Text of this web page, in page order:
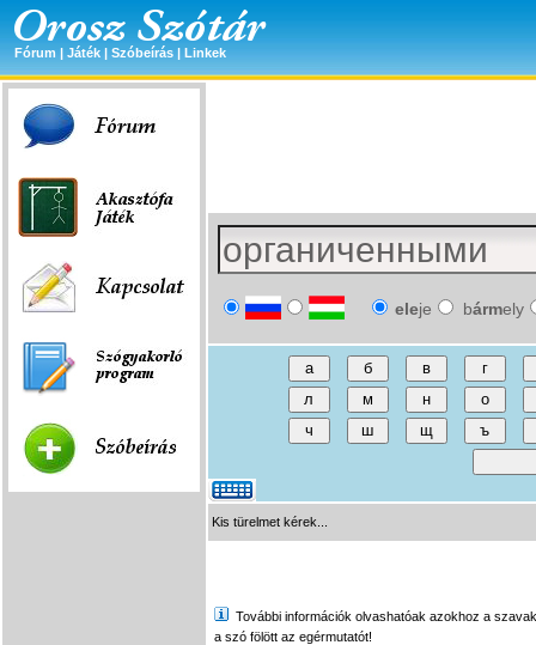
Fórum | Játék | Szóbeírás | Linkek
eleje bármely
Kis türelmet kérek...
További információk olvashatóak azokhoz a
a szó fölött az egérmutatót!